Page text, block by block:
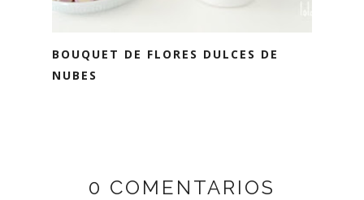
BOUQUET DE FLORES DULCES DE
NUBES
0 COMENTARIOS